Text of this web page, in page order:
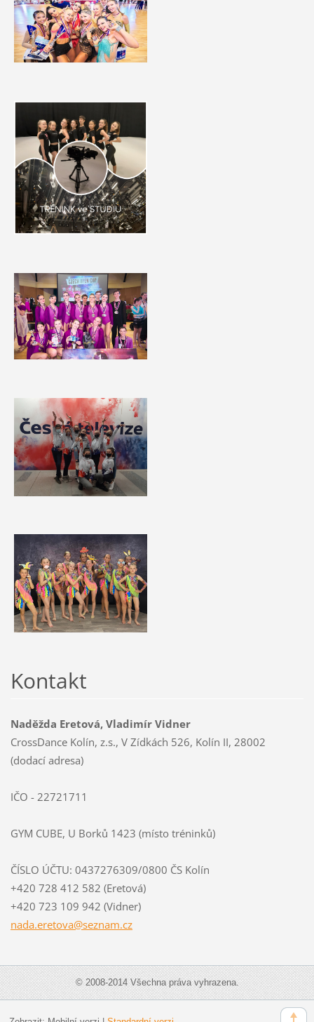
Kontakt
Naděžda Eretová, Vladimír Vidner
CrossDance Kolín, z.s., V Zídkách 526, Kolín II, 28002
(dodací adresa)
IČO - 22721711
GYM CUBE, U Borků 1423 (místo tréninků)
ČÍSLO ÚČTU: 0437276309/0800 ČS Kolín
+420 728 412 582 (Eretová)
+420 723 109 942 (Vidner)
nada.eretova@seznam.cz
© 2008-2014 Všechna práva vyhrazena.